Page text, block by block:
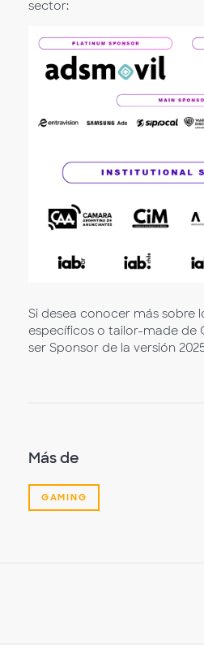
sector:
Si desea conocer más sobre
específicos o tailor-made de
ser Sponsor de la versión
Más de
GAMING